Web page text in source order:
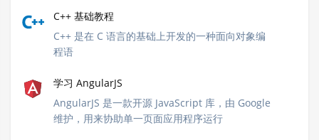
C++ 基础教程
C++ 是在 C 语言的基础上开发的一种面向对象编
程语
学习 AngularJS
AngularJS 是一款开源 JavaScript 库，由 Google
维护，用来协助单一页面应用程序运行